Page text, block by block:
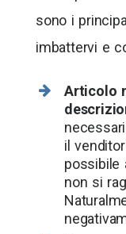
sono i
imbattervi e
Articolo
il
possibile
non si